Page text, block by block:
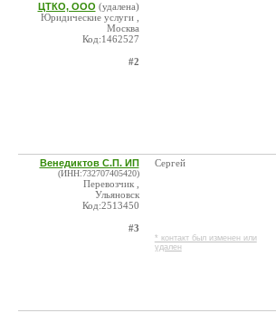
ЦТКО, ООО (удалена)
Юридические услуги ,
Москва
Код:1462527
#2
Венедиктов С.П. ИП
(ИНН:732707405420)
Перевозчик ,
Ульяновск
Код:2513450
#3
Сергей
* контакт был изменен или
удален